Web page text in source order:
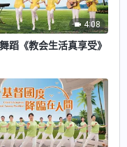
4:08
蹈《教会生活真享受》